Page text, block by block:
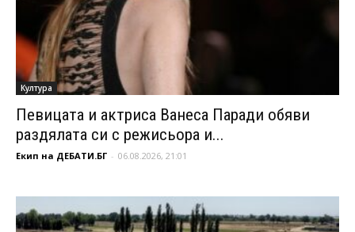
Култура
Певицата и актриса Ванеса Паради обяви
раздялата си с режисьора и...
Екип на ДЕБАТИ.БГ - 06.08.2026, 21:01